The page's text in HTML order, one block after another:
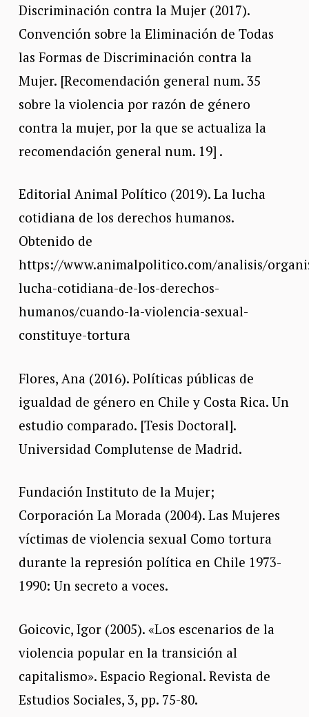
Discriminación contra la Mujer (2017).
Convención sobre la Eliminación de Todas
las Formas de Discriminación contra la
Mujer. [Recomendación general num. 35
sobre la violencia por razón de género
contra la mujer, por la que se actualiza la
recomendación general num. 19] .
Editorial Animal Político (2019). La lucha
cotidiana de los derechos humanos.
Obtenido de
https://www.animalpolitico.com/analisis/
lucha-cotidiana-de-los-derechos-
humanos/cuando-la-violencia-sexual-
constituye-tortura
Flores, Ana (2016). Políticas públicas de
igualdad de género en Chile y Costa Rica. Un
estudio comparado. [Tesis Doctoral].
Universidad Complutense de Madrid.
Fundación Instituto de la Mujer;
Corporación La Morada (2004). Las Mujeres
víctimas de violencia sexual Como tortura
durante la represión política en Chile 1973-
1990: Un secreto a voces.
Goicovic, Igor (2005). «Los escenarios de la
violencia popular en la transición al
capitalismo». Espacio Regional. Revista de
Estudios Sociales, 3, pp. 75-80.